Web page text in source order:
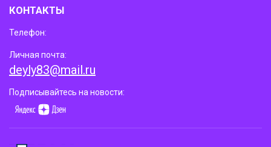
КОНТАКТЫ
Телефон:
Личная почта:
deyly83@mail.ru
Подписывайтесь на новости: